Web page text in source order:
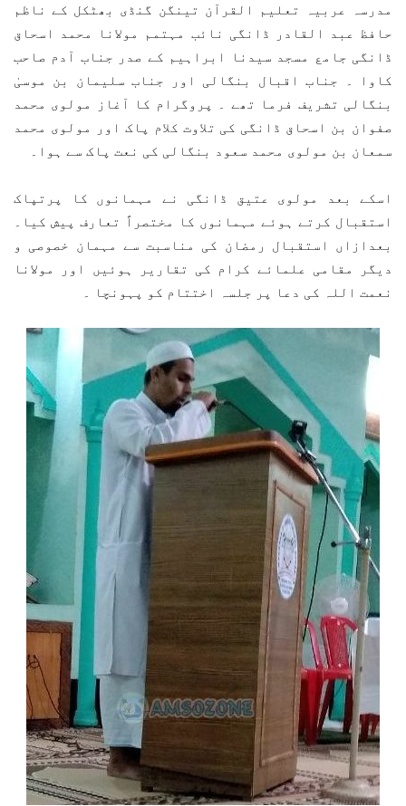
مدرسہ عربیہ تعلیم القرآن تینگن گنڈی بھٹکل کے ناظم
حافظ عبد القادر ڈانگی نائب مہتمم مولانا محمد اسحاق
ڈانگی جامع مسجد سیدنا ابراہیم کے صدر جناب آدم صاحب
کاوا ۔ جناب اقبال بنگالی اور جناب سلیمان بن موسیٰ
بنگالی تشریف فرما تھے ۔ پروگرام کا آغاز مولوی محمد
صفوان بن اسحاق ڈانگی کی تلاوت کلام پاک اور مولوی محمد
سمعان بن مولوی محمد سعود بنگالی کی نعت پاک سے ہوا۔
اسکے بعد مولوی عتیق ڈانگی نے مہمانوں کا پرتپاک
استقبال کرتے ہوئے مہمانوں کا مختصراً تعارف پیش کیا۔
بعدازاں استقبال رمضان کی مناسبت سے مہمان خصوصی و
دیگر مقامی علمائے کرام کی تقاریر ہوئیں اور مولانا
نعمت اللہ کی دعا پر جلسہ اختتام کو پہونچا ۔